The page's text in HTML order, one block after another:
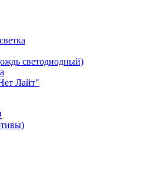
светодиодный)
Лайт"